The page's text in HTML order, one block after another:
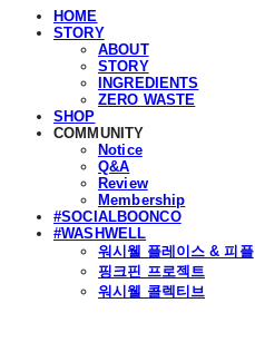
HOME
STORY
ABOUT
STORY
INGREDIENTS
ZERO WASTE
SHOP
COMMUNITY
Notice
Q&A
Review
Membership
#SOCIALBOONCO
#WASHWELL
워시웰 플레이스 & 피플
핑크핀 프로젝트
워시웰 콜렉티브